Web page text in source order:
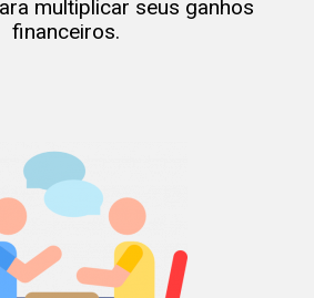
multiplicar seus ganhos
financeiros.